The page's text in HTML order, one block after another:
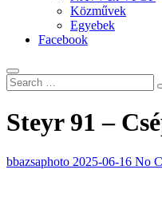
Közművek
Egyebek
Facebook
Steyr 91 –
bbazsaphoto 2025-06-16 No